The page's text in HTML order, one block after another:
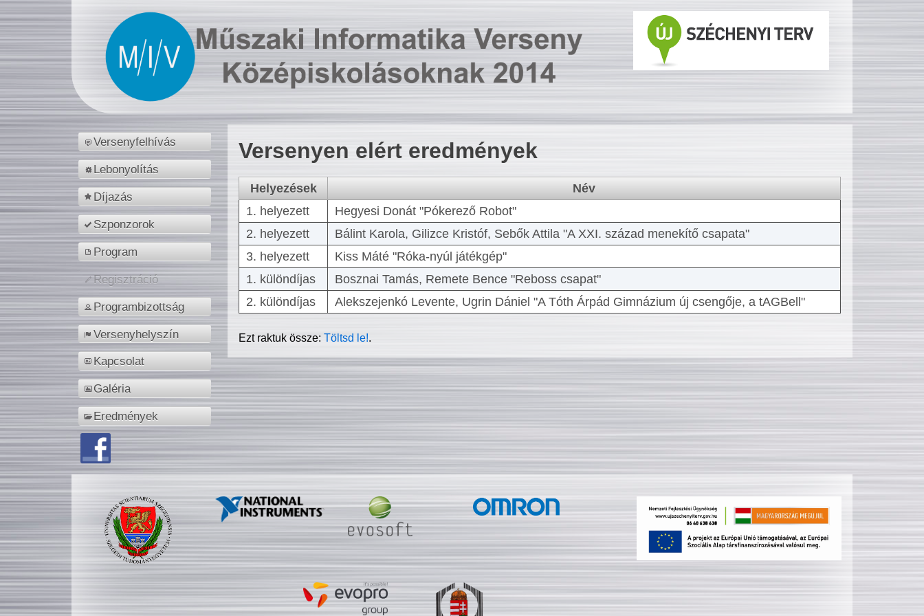
Versenyfelhívás
Lebonyolítás
Díjazás
Szponzorok
Program
Regisztráció
Programbizottság
Versenyhelyszín
Kapcsolat
Galéria
Eredmények
Versenyen elért eredmények
Helyezések
Név
1. helyezett
Hegyesi Donát "Pókerező Robot"
2. helyezett
Bálint Karola, Gilizce Kristóf, Sebők Attila "A XXI. század menekítő csapata"
3. helyezett
Kiss Máté "Róka-nyúl játékgép"
1. különdíjas
Bosznai Tamás, Remete Bence "Reboss csapat"
2. különdíjas
Alekszejenkó Levente, Ugrin Dániel "A Tóth Árpád Gimnázium új csengője, a tAGBell"
Ezt raktuk össze:Töltsd le!.